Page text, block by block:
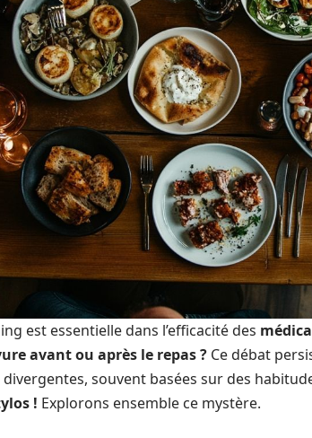
est essentielle dans l’efficacité des
avant ou après le repas ? Ce débat
souvent basées sur des
! Explorons ensemble ce mystère.